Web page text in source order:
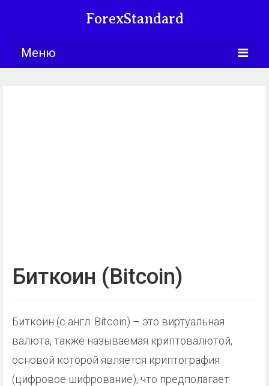
ForexStandard
Меню
Биткоин (Bitcoin)
Биткоин (с англ. Bitcoin) – это виртуальная
валюта, также называемая криптовалютой,
основой которой является криптография
(цифровое шифрование), что предполагает